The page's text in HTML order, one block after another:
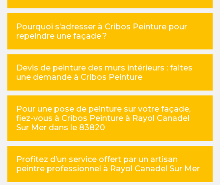
Pourquoi s’adresser à Cribos Peinture pour
repeindre une façade ?
Devis de peinture des murs intérieurs : faites
une demande à Cribos Peinture
Pour une pose de peinture sur votre façade,
fiez-vous à Cribos Peinture à Rayol Canadel
Sur Mer dans le 83820
Profitez d’un service offert par un artisan
peintre professionnel à Rayol Canadel Sur Mer